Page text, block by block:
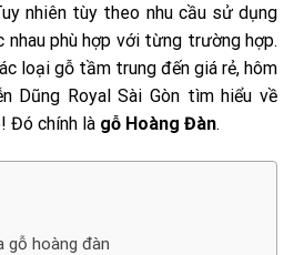
nhiên tùy theo nhu cầu sử dụng
nhau phù hợp với từng trường hợp.
loại gỗ tầm trung đến giá rẻ, hôm
Dũng Royal Sài Gòn tìm hiểu về
Đó chính là gỗ Hoàng Đàn.
gỗ hoàng đàn